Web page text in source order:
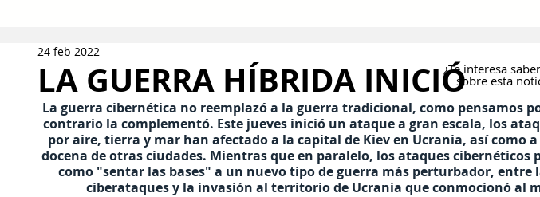
LA GUERRA HÍBRIDA INICIÓ
24 feb 2022
La guerra cibernética no reemplazó a la guerra tradicional, como pensamos
contrario la complementó. Este jueves inició un ataque a gran escala, los
por aire, tierra y mar han afectado a la capital de Kiev en Ucrania, así como
docena de otras ciudades. Mientras que en paralelo, los ataques cibernéticos
como "sentar las bases" a un nuevo tipo de guerra más perturbador, entre
ciberataques y la invasión al territorio de Ucrania que conmocionó al
¿Te interesa
sobre esta